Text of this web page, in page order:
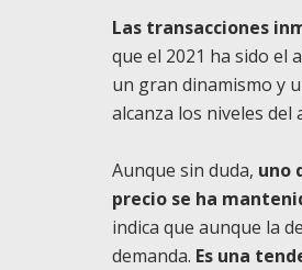
Las transacciones
que el 2021 ha sido el
un gran dinamismo y
alcanza los niveles
Aunque sin duda, uno
precio se ha
indica que aunque la
demanda. Es una